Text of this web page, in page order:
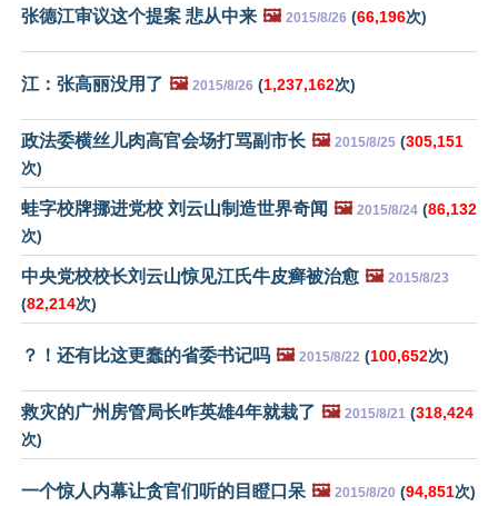
张德江审议这个提案 悲从中来 🖼️ 2015/8/26 (66,196次)
江：张高丽没用了 🖼️ 2015/8/26 (1,237,162次)
政法委横丝儿肉高官会场打骂副市长 🖼️ 2015/8/25 (305,151
次)
蛙字校牌挪进党校 刘云山制造世界奇闻 🖼️ 2015/8/24 (86,132
次)
中央党校校长刘云山惊见江氏牛皮癣被治愈 🖼️ 2015/8/23
(82,214次)
？！还有比这更蠢的省委书记吗 🖼️ 2015/8/22 (100,652次)
救灾的广州房管局长咋英雄4年就栽了 🖼️ 2015/8/21 (318,424
次)
一个惊人内幕让贪官们听的目瞪口呆 🖼️ 2015/8/20 (94,851次)